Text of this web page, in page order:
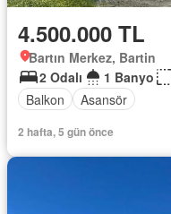
4.500.000 TL
Bartın Merkez, Bartin
2 Odalı
1 Banyo
Balkon
Asansör
2 hafta, 5 gün önce